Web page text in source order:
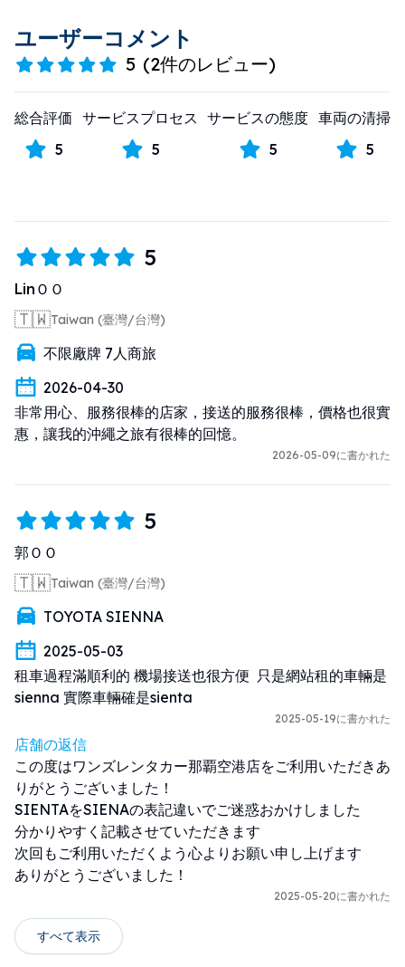
ユーザーコメント
5 (2件のレビュー)
総合評価
5
サービスプロセス
5
サービスの態度
5
車両の清掃
5
5
LinＯＯ
🇹🇼Taiwan (臺灣/台灣)
不限廠牌 7人商旅
2026-04-30
非常用心、服務很棒的店家，接送的服務很棒，價格也很實
惠，讓我的沖繩之旅有很棒的回憶。
2026-05-09に書かれた
5
郭ＯＯ
🇹🇼Taiwan (臺灣/台灣)
TOYOTA SIENNA
2025-05-03
租車過程滿順利的 機場接送也很方便  只是網站租的車輛是
sienna 實際車輛確是sienta
2025-05-19に書かれた
店舗の返信
この度はワンズレンタカー那覇空港店をご利用いただきあ
りがとうございました！
SIENTAをSIENAの表記違いでご迷惑おかけしました
分かりやすく記載させていただきます
次回もご利用いただくよう心よりお願い申し上げます
ありがとうございました！
2025-05-20に書かれた
すべて表示